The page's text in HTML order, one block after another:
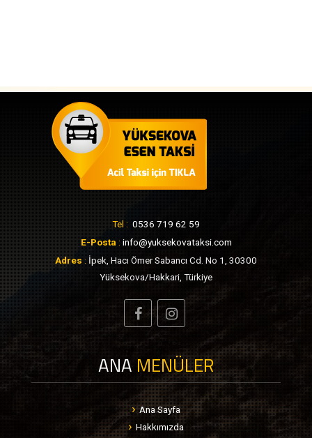
Tel : 0536 719 62 59
E-Posta : info@yuksekovataksi.com
Adres : İpek, Hacı Ömer Sabancı Cd. No 1, 30300
Yüksekova/Hakkari, Türkiye
ANA MENÜLER
Ana Sayfa
Hakkımızda